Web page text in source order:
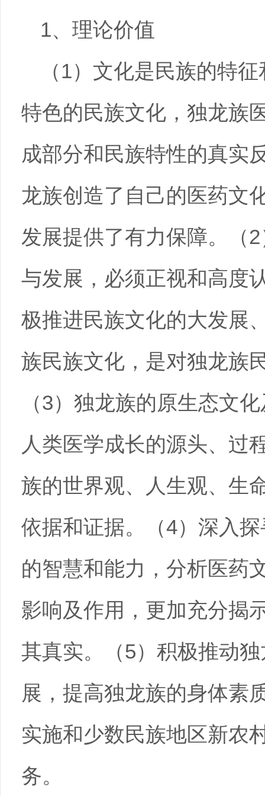
1、理论价值
（1）文化是民族的特
特色的民族文化，独龙族
成部分和民族特性的真实
龙族创造了自己的医药文
发展提供了有力保障。（
与发展，必须正视和高度
极推进民族文化的大发展
族民族文化，是对独龙族
（3）独龙族的原生态文
人类医学成长的源头、过
族的世界观、人生观、生
依据和证据。（4）深入
的智慧和能力，分析医药
影响及作用，更加充分揭
其真实。（5）积极推动
展，提高独龙族的身体素
实施和少数民族地区新农
务。